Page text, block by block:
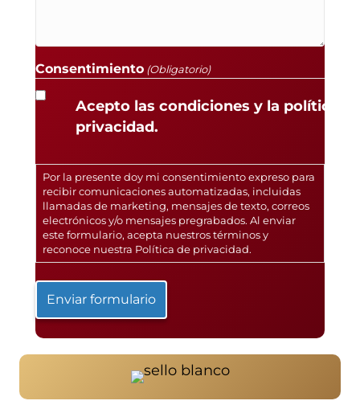
Consentimiento (Obligatorio)
Acepto las condiciones y la política
privacidad.
Por la presente doy mi consentimiento expreso para
recibir comunicaciones automatizadas, incluidas
llamadas de marketing, mensajes de texto, correos
electrónicos y/o mensajes pregrabados. Al enviar
este formulario, acepta nuestros términos y
reconoce nuestra Política de privacidad.